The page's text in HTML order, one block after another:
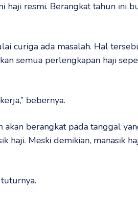
haji resmi. Berangkat tahun ini
curiga ada masalah. Hal
semua perlengkapan haji
bebernya.
berangkat pada tanggal
haji. Meski demikian, manasik